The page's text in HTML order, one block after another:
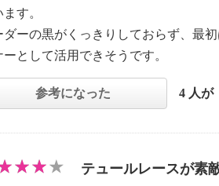
す。
ダーの黒がくっきりしておらず、最
ーとして活用できそうです。
参考になった 4 人が
テュールレースが素